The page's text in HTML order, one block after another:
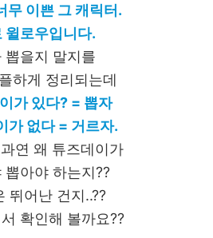
무 이쁜 그 캐릭터.
윌로우입니다.
뽑을지 말지를
하게 정리되는데
가 있다? = 뽑자
가 없다 = 거르자.
연 왜 튜즈데이가
뽑아야 하는지??
뛰어난 건지..??
확인해 볼까요??